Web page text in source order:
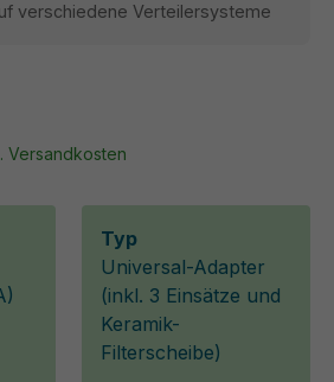
verschiedene Verteilersysteme
Versandkosten
Typ
Universal-Adapter
(inkl. 3 Einsätze und
Keramik-
Filterscheibe)